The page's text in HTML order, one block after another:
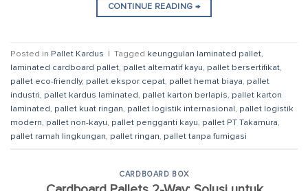
CONTINUE READING →
Posted in Pallet Kardus | Tagged keunggulan laminated pallet,
laminated cardboard pallet, pallet alternatif kayu, pallet bersertifikat,
pallet eco-friendly, pallet ekspor cepat, pallet hemat biaya, pallet
industri, pallet kardus laminated, pallet karton berlapis, pallet karton
laminated, pallet kuat ringan, pallet logistik internasional, pallet logistik
modern, pallet non-kayu, pallet pengganti kayu, pallet PT Takamura,
pallet ramah lingkungan, pallet ringan, pallet tanpa fumigasi
CARDBOARD BOX